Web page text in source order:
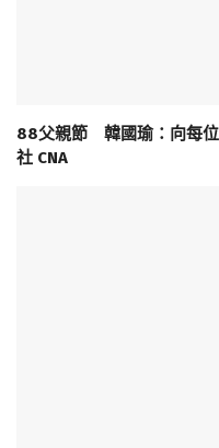
88父親節 韓國瑜：向每
社 CNA